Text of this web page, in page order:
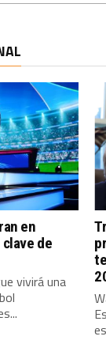
en
de
vivirá una